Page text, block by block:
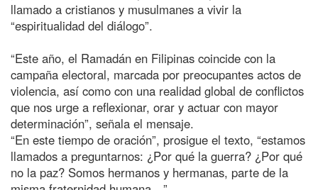
llamado a cristianos y musulmanes a vivir la
“espiritualidad del diálogo”.
“Este año, el Ramadán en Filipinas coincide con la
campaña electoral, marcada por preocupantes actos de
violencia, así como con una realidad global de conflictos
que nos urge a reflexionar, orar y actuar con mayor
determinación”, señala el mensaje.
“En este tiempo de oración”, prosigue el texto, “estamos
llamados a preguntarnos: ¿Por qué la guerra? ¿Por qué
no la paz? Somos hermanos y hermanas, parte de la